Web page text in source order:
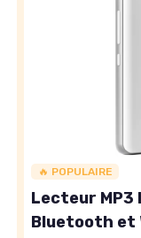
🔥 POPULAIRE
Lecteur MP3
Bluetooth et